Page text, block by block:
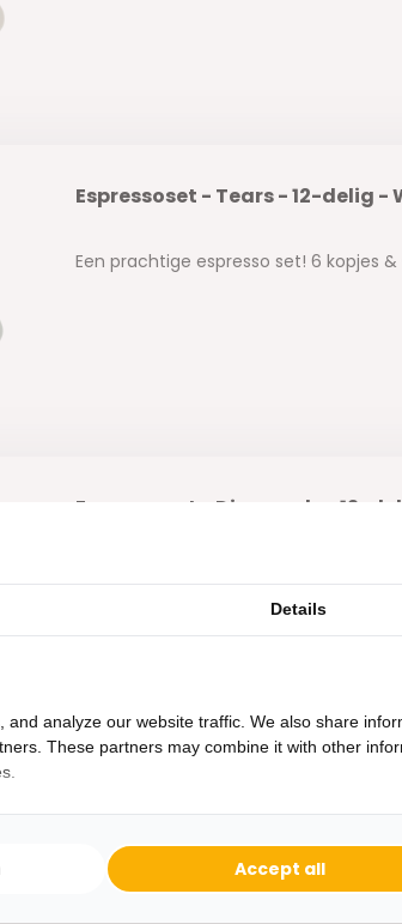
Espressoset - Tears - 12-delig -
Een prachtige espresso set! 6 kopjes
Espressoset - Diamonds - 12-
Een prachtige espresso set! 6 kopjes
Details
analyze our website traffic. We also share
These partners may combine it with other
Accept all